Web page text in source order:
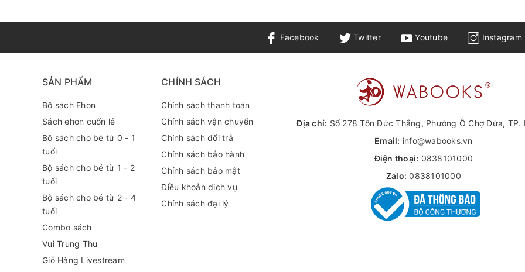
Facebook Twitter Youtube Instagram
SẢN PHẨM
Bộ sách Ehon
Sách ehon cuốn lẻ
Bộ sách cho bé từ 0 - 1
tuổi
Bộ sách cho bé từ 1 - 2
tuổi
Bộ sách cho bé từ 2 - 4
tuổi
Combo sách
Vui Trung Thu
Giỏ Hàng Livestream
CHÍNH SÁCH
Chính sách thanh toán
Chính sách vận chuyển
Chính sách đổi trả
Chính sách bảo hành
Chính sách bảo mật
Điều khoản dịch vụ
Chính sách đại lý
Địa chỉ: Số 278 Tôn Đức Thắng, Phường Ô Chợ Dừa, TP.
Email: info@wabooks.vn
Điện thoại: 0838101000
Zalo: 0838101000